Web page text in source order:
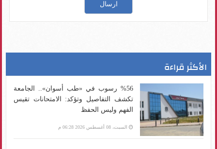
الأكثر قراءة
%56 رسوب في «طب أسوان».. الجامعة
تكشف التفاصيل وتؤكد: الامتحانات تقيس
الفهم وليس الحفظ
السبت، 08 أغسطس 2026 06:28 م